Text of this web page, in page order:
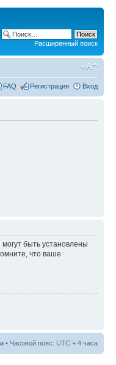
Расширенный поиск
FAQ Регистрация Вход
быть установлены
что ваше
• Часовой пояс: UTC + 4 часа